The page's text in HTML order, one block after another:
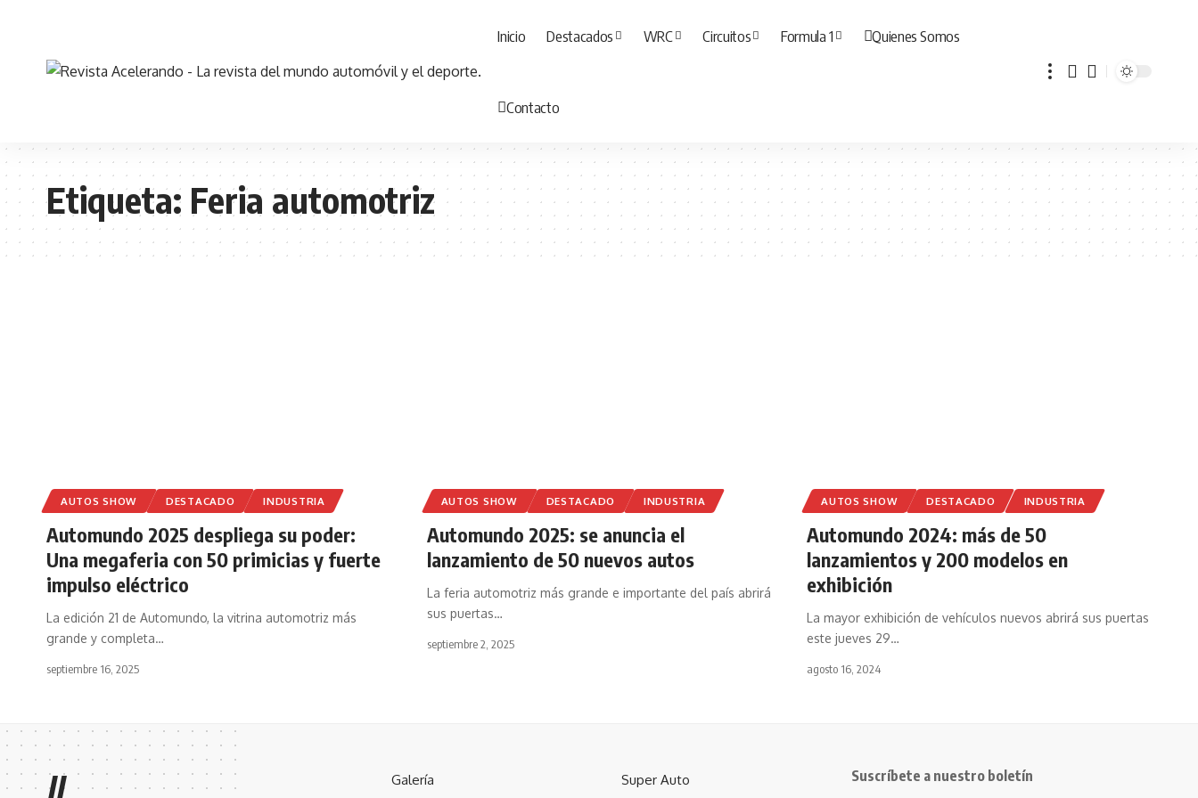
Inicio Destacados WRC Circuitos Formula 1 Quienes Somos
Contacto
Etiqueta: Feria automotriz
AUTOS SHOW DESTACADO INDUSTRIA
Automundo 2025 despliega su poder:
Una megaferia con 50 primicias y fuerte
impulso eléctrico
La edición 21 de Automundo, la vitrina automotriz más
grande y completa…
septiembre 16, 2025
AUTOS SHOW DESTACADO INDUSTRIA
Automundo 2025: se anuncia el
lanzamiento de 50 nuevos autos
La feria automotriz más grande e importante del país abrirá
sus puertas…
septiembre 2, 2025
AUTOS SHOW DESTACADO INDUSTRIA
Automundo 2024: más de 50
lanzamientos y 200 modelos en
exhibición
La mayor exhibición de vehículos nuevos abrirá sus puertas
este jueves 29…
agosto 16, 2024
Galería Super Auto Suscríbete a nuestro boletín